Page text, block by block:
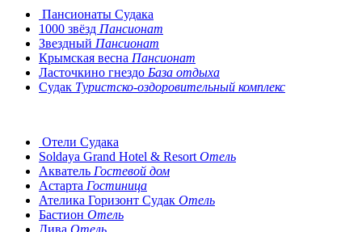
Пансионаты Судака
1000 звёзд Пансионат
Звездный Пансионат
Крымская весна Пансионат
Ласточкино гнездо База отдыха
Судак Туристско-оздоровительный комплекс
Отели Судака
Soldaya Grand Hotel & Resort Отель
Акватель Гостевой дом
Астарта Гостиница
Ателика Горизонт Судак Отель
Бастион Отель